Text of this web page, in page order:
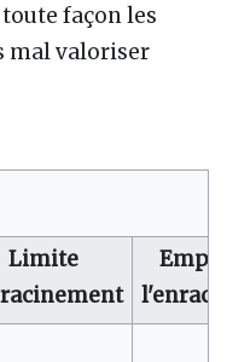
façon les
mal valoriser
Limite